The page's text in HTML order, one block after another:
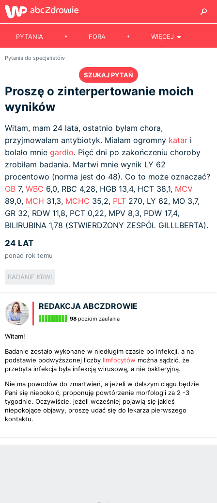
PYTANIA FORA WIĘCEJ
Pytania do specjalistów
SZUKAJ PYTAŃ
Proszę o zinterpertowanie moich
wyników
Witam, mam 24 lata, ostatnio byłam chora,
przyjmowałam antybiotyk. Miałam ogromny katar i
bolało mnie gardło. Pięć dni po zakończeniu choroby
zrobiłam badania. Martwi mnie wynik LY 62
procentowo (norma jest do 48). Co to może oznaczać?
OB 7, WBC 6,0, RBC 4,28, HGB 13,4, HCT 38,1, MCV
89,0, MCH 31,3, MCHC 35,2, PLT 270, LY 62, MO 3,7,
GR 32, RDW 11,8, PCT 0,22, MPV 8,3, PDW 17,4,
BILIRUBINA 1,78 (STWIERDZONY ZESPÓŁ GILLLBERTA).
24 LAT
ponad rok temu
BADANIE KRWI
REDAKCJA ABCZDROWIE
98 poziom zaufania
Witam!
Badanie zostało wykonane w niedługim czasie po infekcji, a na
podstawie podwyższonej liczby limfocytów można sądzić, że
przebyta infekcja była infekcją wirusową, a nie bakteryjną.
Nie ma powodów do zmartwień, a jeżeli w dalszym ciągu będzie
Pani się niepokoić, proponuję powtórzenie morfologii za 2 -3
tygodnie. Oczywiście, jeżeli wcześniej pojawią się jakieś
niepokojące objawy, proszę udać się do lekarza pierwszego
kontaktu.